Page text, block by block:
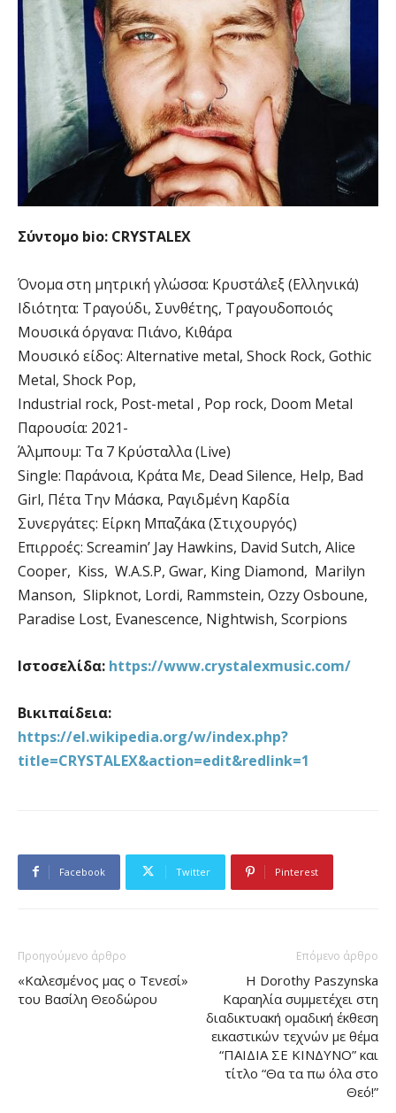
Σύντομο bio: CRYSTALEX
Όνομα στη μητρική γλώσσα: Κρυστάλεξ (Ελληνικά)
Ιδιότητα: Τραγούδι, Συνθέτης, Τραγουδοποιός
Μουσικά όργανα: Πιάνο, Κιθάρα
Μουσικό είδος: Alternative metal, Shock Rock, Gothic
Metal, Shock Pop,
Industrial rock, Post-metal , Pop rock, Doom Metal
Παρουσία: 2021-
Άλμπουμ: Τα 7 Κρύσταλλα (Live)
Single: Παράνοια, Κράτα Με, Dead Silence, Help, Bad
Girl, Πέτα Την Μάσκα, Ραγιδμένη Καρδία
Συνεργάτες: Είρκη Μπαζάκα (Στιχουργός)
Επιρροές: Screamin’ Jay Hawkins, David Sutch, Alice
Cooper, Kiss, W.A.S.P, Gwar, King Diamond, Marilyn
Manson, Slipknot, Lordi, Rammstein, Ozzy Osboune,
Paradise Lost, Evanescence, Nightwish, Scorpions
Ιστοσελίδα: https://www.crystalexmusic.com/
Βικιπαίδεια:
https://el.wikipedia.org/w/index.php?
title=CRYSTALEX&action=edit&redlink=1
Facebook Twitter Pinterest
Προηγούμενο άρθρο
«Καλεσμένος μας ο Τενεσί»
του Βασίλη Θεοδώρου
Επόμενο άρθρο
Η Dorothy Paszynska
Kαραηλία συμμετέχει στη
διαδικτυακή ομαδική έκθεση
εικαστικών τεχνών με θέμα
“ΠΑΙΔΙΑ ΣΕ ΚΙΝΔΥΝΟ” και
τίτλο “Θα τα πω όλα στο
Θεό!”